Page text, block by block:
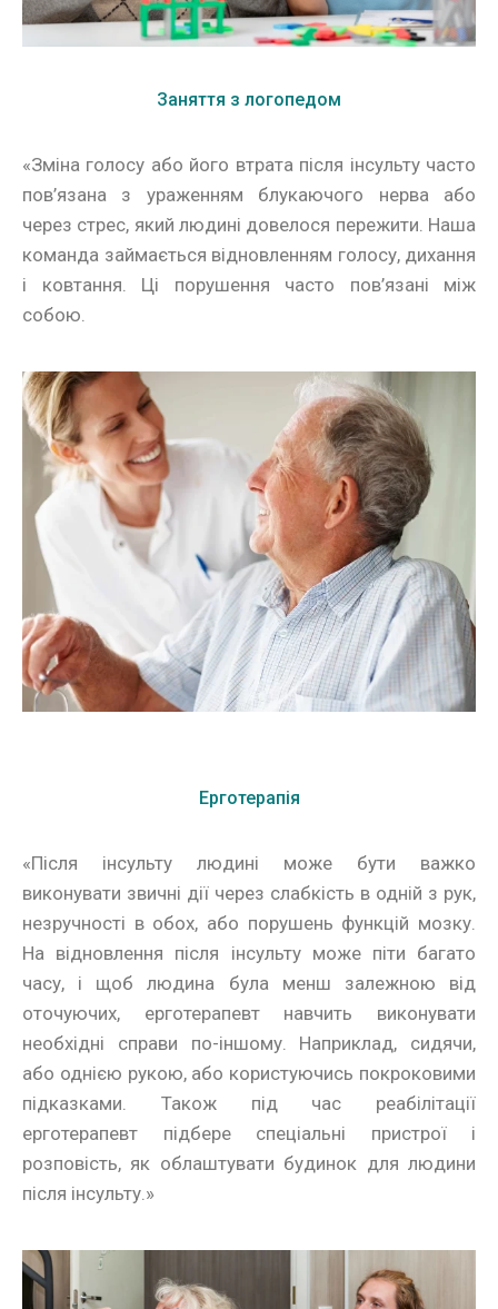
Заняття з логопедом
«Зміна голосу або його втрата після інсульту часто
пов’язана з ураженням блукаючого нерва або
через стрес, який людині довелося пережити. Наша
команда займається відновленням голосу, дихання
і ковтання. Ці порушення часто пов’язані між
собою.
Ерготерапія
«Після інсульту людині може бути важко
виконувати звичні дії через слабкість в одній з рук,
незручності в обох, або порушень функцій мозку.
На відновлення після інсульту може піти багато
часу, і щоб людина була менш залежною від
оточуючих, ерготерапевт навчить виконувати
необхідні справи по-іншому. Наприклад, сидячи,
або однією рукою, або користуючись покроковими
підказками. Також під час реабілітації
ерготерапевт підбере спеціальні пристрої і
розповість, як облаштувати будинок для людини
після інсульту.»